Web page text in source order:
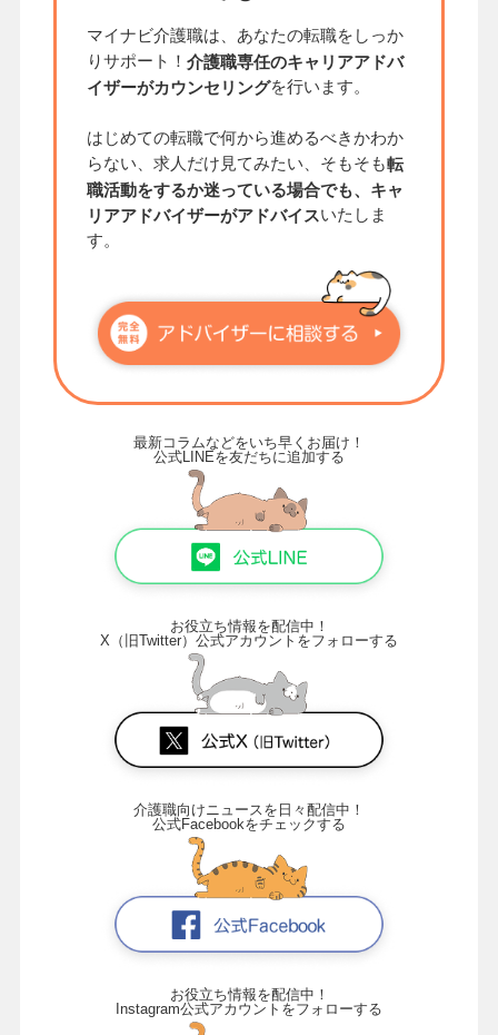
マイナビ介護職は、あなたの転職をしっか
りサポート！ 介護職専任のキャリアアドバ
イザーがカウンセリングを行います。
はじめての転職で何から進めるべきかわか
らない、求人だけ見てみたい、そもそも転
職活動をするか迷っている場合でも、キャ
リアアドバイザーがアドバイスいたしま
す。
最新コラムなどをいち早くお届け！
公式LINEを友だちに追加する
お役立ち情報を配信中！
X（旧Twitter）公式アカウントをフォローする
介護職向けニュースを日々配信中！
公式Facebookをチェックする
お役立ち情報を配信中！
Instagram公式アカウントをフォローする